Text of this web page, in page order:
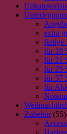
extra
fertige
für 18
für 21
für 25
für 37
für
Zubehör (55)